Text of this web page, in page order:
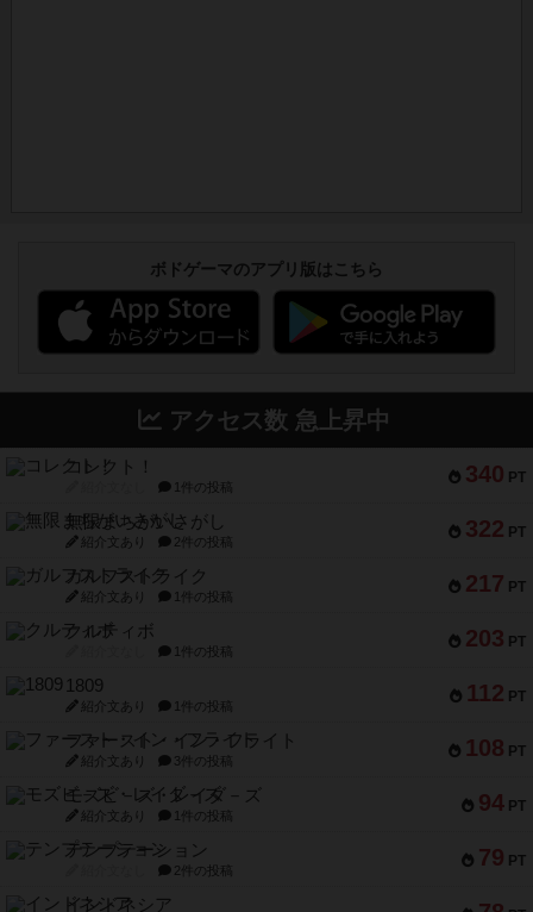
ボドゲーマのアプリ版はこちら
アクセス数 急上昇中
340 PT
コレクト！
1件の投稿
322 PT
無限まちがいさがし
紹介文あり 2件の投稿
217 PT
ガルフストライク
紹介文あり 1件の投稿
203 PT
クルティボ
1件の投稿
112 PT
1809
紹介文あり 1件の投稿
108 PT
ファースト・イン・フライト
紹介文あり 3件の投稿
94 PT
モズビ－ズ・レイダ－ズ
紹介文あり 1件の投稿
79 PT
テンプテーション
2件の投稿
インドネシア